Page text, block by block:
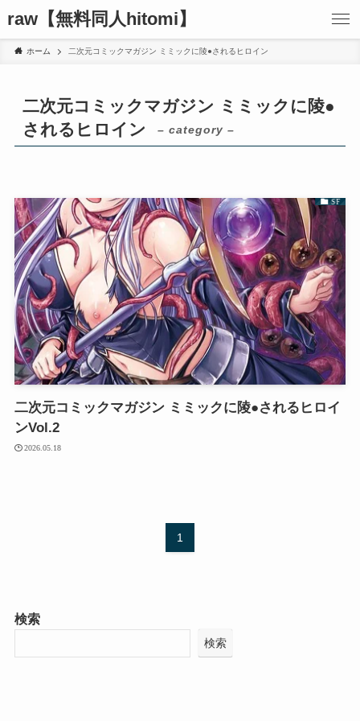
raw【無料同人hitomi】
ホーム 二次元コミックマガジン ミミックに陵●されるヒロイン
二次元コミックマガジン ミミックに陵●
されるヒロイン
– category –
SF
二次元コミックマガジン ミミックに陵●されるヒロイ
ンVol.2
2026.05.18
1
検索
検索